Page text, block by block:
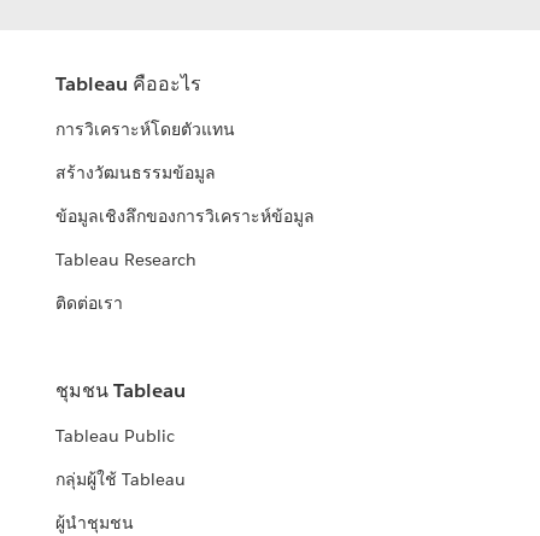
Tableau คืออะไร
การวิเคราะห์โดยตัวแทน
สร้างวัฒนธรรมข้อมูล
ข้อมูลเชิงลึกของการวิเคราะห์ข้อมูล
Tableau Research
ติดต่อเรา
ชุมชน Tableau
Tableau Public
กลุ่มผู้ใช้ Tableau
ผู้นำชุมชน